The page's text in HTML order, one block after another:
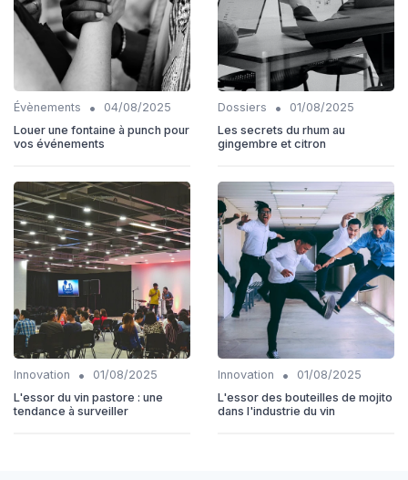
Évènements •
04/08/2025
Louer une fontaine à punch pour
vos événements
Dossiers •
01/08/2025
Les secrets du rhum au
gingembre et citron
Innovation •
01/08/2025
L'essor du vin pastore : une
tendance à surveiller
Innovation •
01/08/2025
L'essor des bouteilles de mojito
dans l'industrie du vin